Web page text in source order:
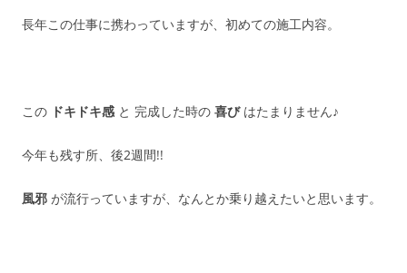
長年この仕事に携わっていますが、初めての施工内容。
この ドキドキ感 と 完成した時の 喜びはたまりません♪
今年も残す所、後2週間!!
風邪 が流行っていますが、なんとか乗り越えたいと思います。